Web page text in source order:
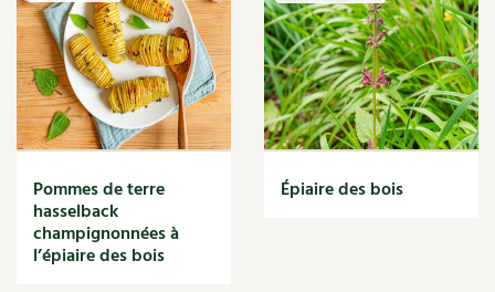
Muret
Muscade
Musique
Narcisse
Nature
Nettoyage
Nichoir
Noisette
Noix
Pommes de terre
hasselback
champignonnées à
l’épiaire des bois
Épiaire des bois